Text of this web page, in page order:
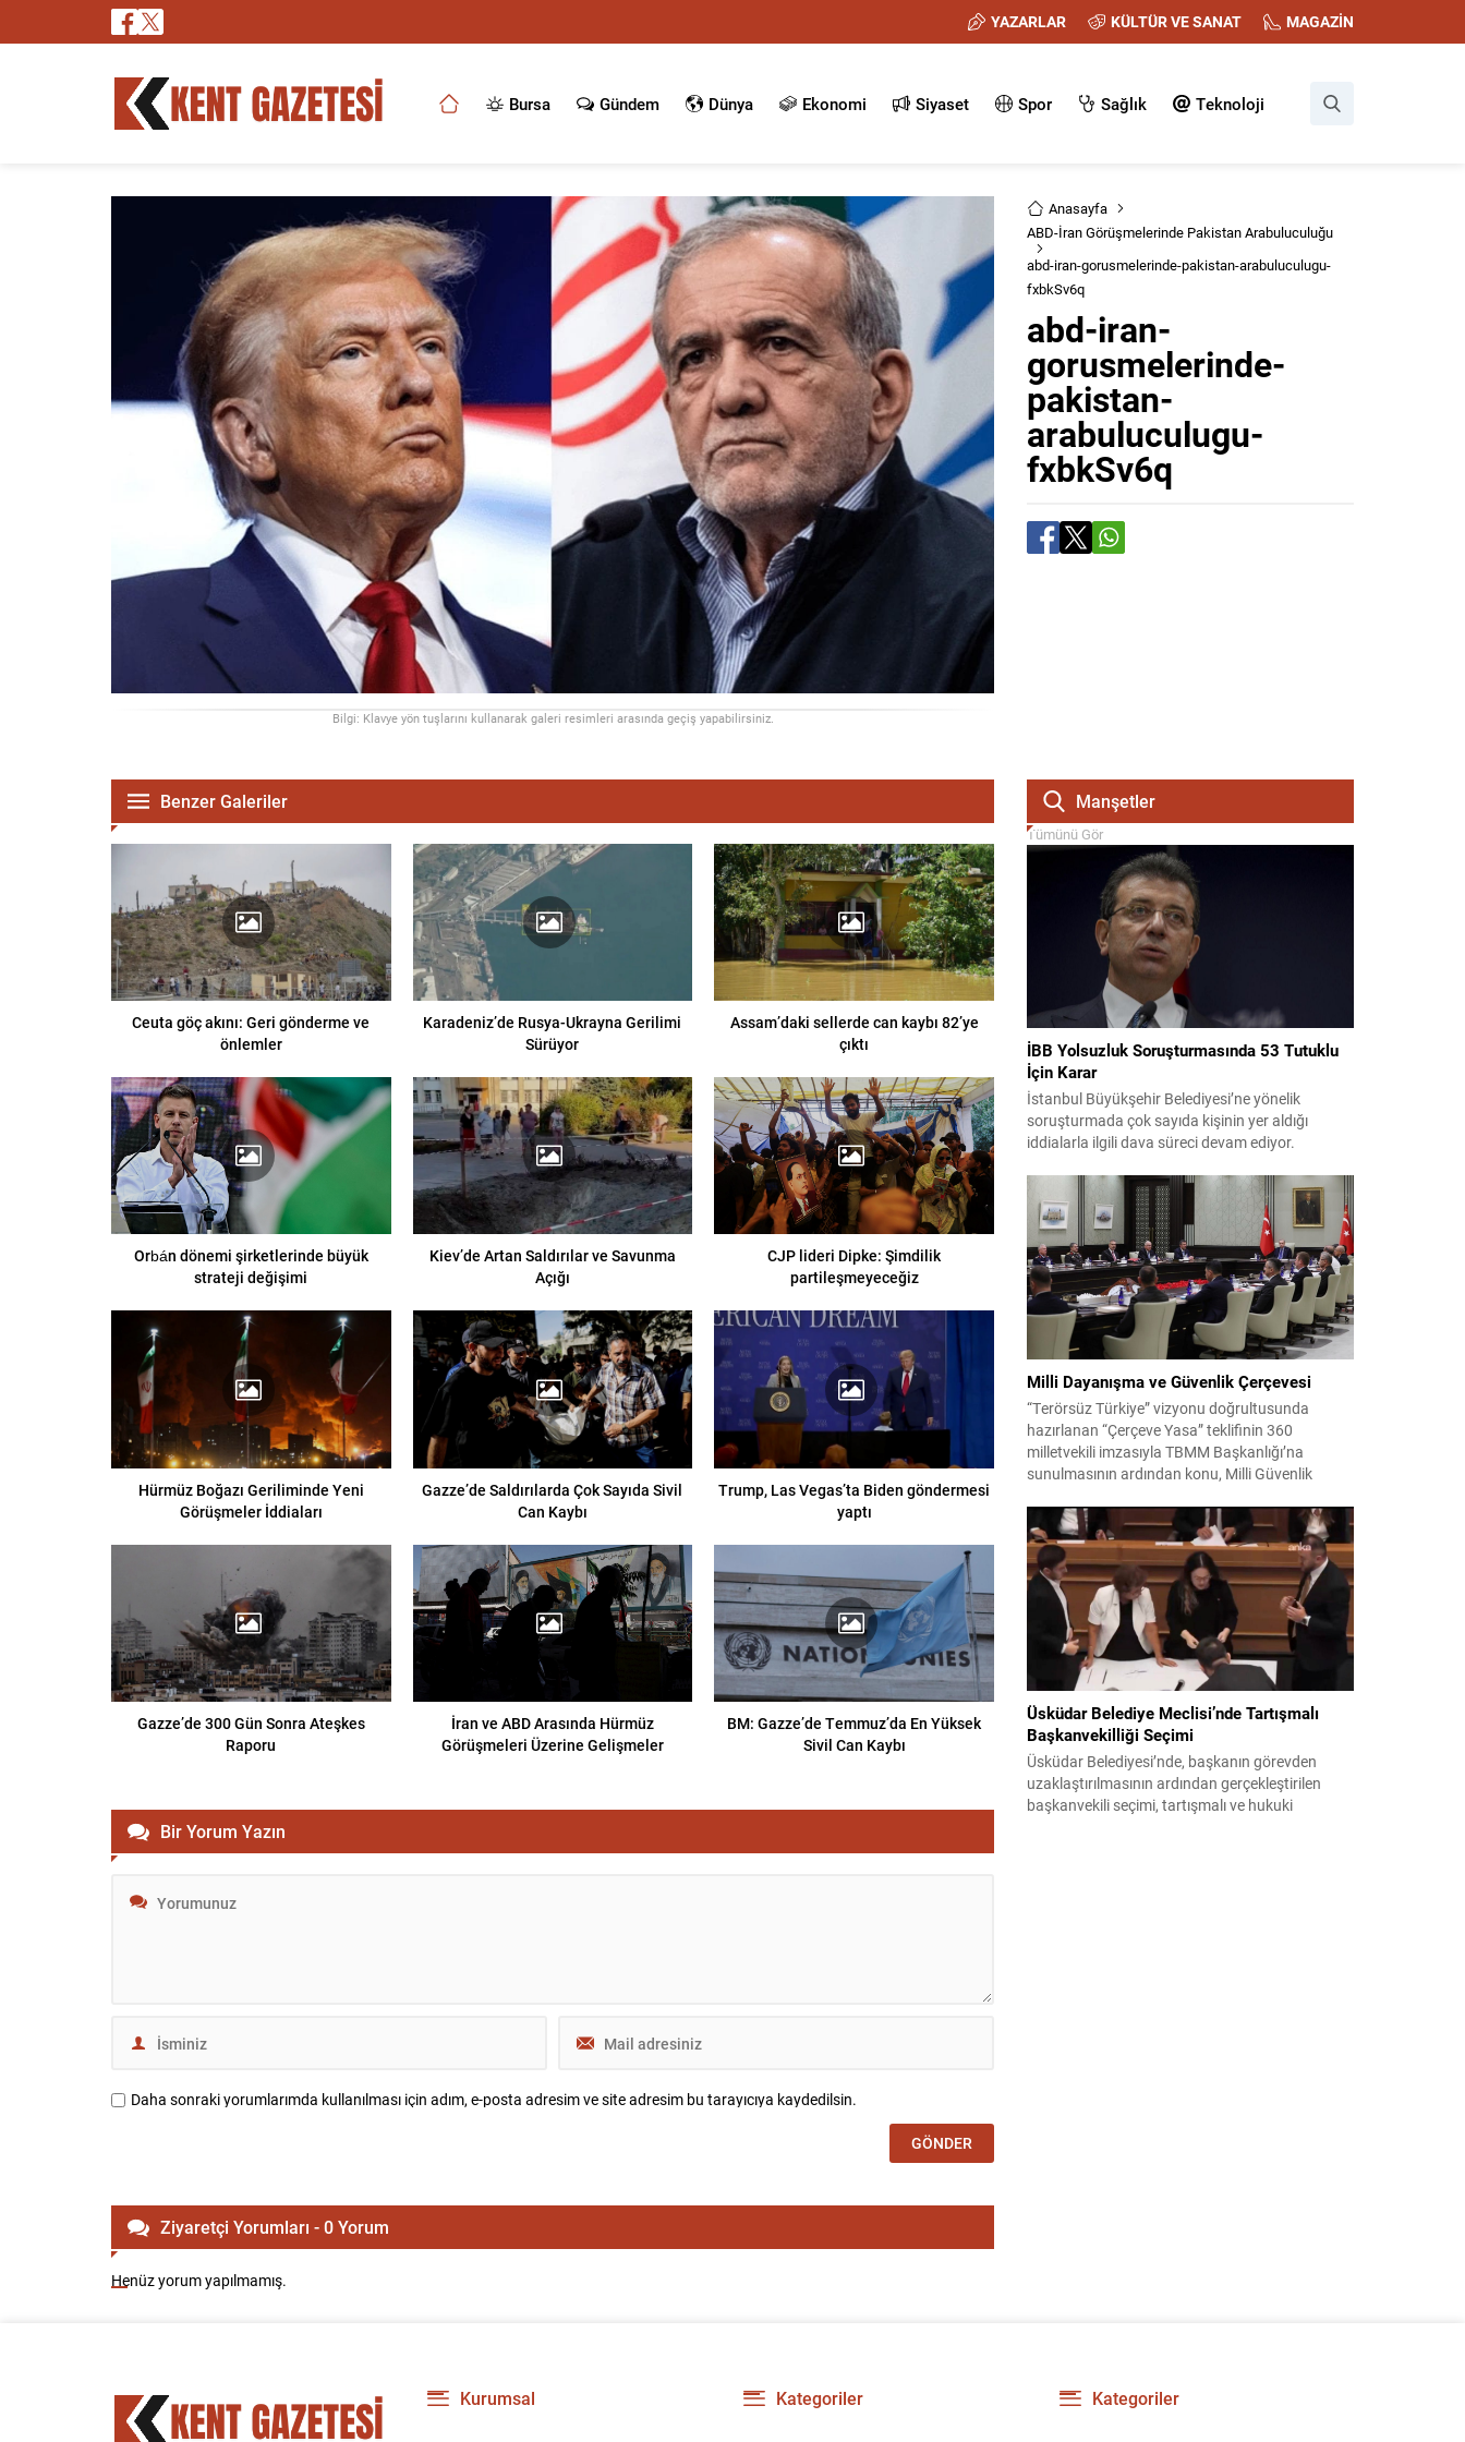
YAZARLAR KÜLTÜR VE SANAT MAGAZİN
Bursa Gündem Dünya Ekonomi Siyaset Spor Sağlık Teknoloji
Bilgi: Klavye yön tuşlarını kullanarak galeri resimleri arasında geçiş yapabilirsiniz.
Anasayfa
ABD-İran Görüşmelerinde Pakistan Arabuluculuğu
abd-iran-gorusmelerinde-pakistan-arabuluculugu-
fxbkSv6q
abd-iran-
gorusmelerinde-
pakistan-
arabuluculugu-
fxbkSv6q
Benzer Galeriler
Ceuta göç akını: Geri gönderme ve
önlemler
Karadeniz’de Rusya-Ukrayna Gerilimi
Sürüyor
Assam’daki sellerde can kaybı 82’ye
çıktı
Orbán dönemi şirketlerinde büyük
strateji değişimi
Kiev’de Artan Saldırılar ve Savunma
Açığı
CJP lideri Dipke: Şimdilik
partileşmeyeceğiz
Hürmüz Boğazı Geriliminde Yeni
Görüşmeler İddiaları
Gazze’de Saldırılarda Çok Sayıda Sivil
Can Kaybı
Trump, Las Vegas’ta Biden göndermesi
yaptı
Gazze’de 300 Gün Sonra Ateşkes
Raporu
İran ve ABD Arasında Hürmüz
Görüşmeleri Üzerine Gelişmeler
BM: Gazze’de Temmuz’da En Yüksek
Sivil Can Kaybı
Bir Yorum Yazın
Daha sonraki yorumlarımda kullanılması için adım, e-posta adresim ve site adresim bu tarayıcıya kaydedilsin.
Ziyaretçi Yorumları - 0 Yorum
Henüz yorum yapılmamış.
Manşetler
Tümünü Gör
İBB Yolsuzluk Soruşturmasında 53 Tutuklu
İçin Karar
İstanbul Büyükşehir Belediyesi’ne yönelik
soruşturmada çok sayıda kişinin yer aldığı
iddialarla ilgili dava süreci devam ediyor.
sanıkların tutukluluk hallerini ayrı ayrı
değerlendirdi. İnceleme sonucunda, aralarında
Ekrem İmamoğlu’nun da bulunduğu 53 tutuklu
hakkında tutukluluk hallerinin sürdürülmesine
karar verildi. İddialar ve değerlendirilen talepler
Soruşturma kapsamında sanıklara yöneltilen...
Milli Dayanışma ve Güvenlik Çerçevesi
“Terörsüz Türkiye” vizyonu doğrultusunda
hazırlanan “Çerçeve Yasa” teklifinin 360
milletvekili imzasıyla TBMM Başkanlığı’na
sunulmasının ardından konu, Milli Güvenlik
Toplantı sonrası yayımlanan sekiz maddelik
bildiri, ülke güvenliği ve bölgesel gelişmelere dair
değerlendirmeleri içermektedir. Yaklaşık 2 saat
15 dakika süren oturumun sonuç metninde;
terörle mücadele, bölgesel istikrar,...
Üsküdar Belediye Meclisi’nde Tartışmalı
Başkanvekilliği Seçimi
Üsküdar Belediyesi’nde, başkanın görevden
uzaklaştırılmasının ardından gerçekleştirilen
başkanvekili seçimi, tartışmalı ve hukuki
Kurumsal Kategoriler Kategoriler